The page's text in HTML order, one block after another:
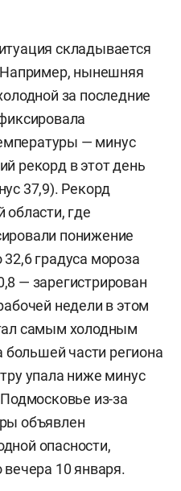
складывается
Например, нынешняя
за последние
— минус
рекорд в этот день
37,9). Рекорд
области, где
понижение
градуса мороза
— зарегистрирован
недели в этом
самым холодным
большей части региона
упала ниже минус
из-за
объявлен
опасности,
вечера 10 января.